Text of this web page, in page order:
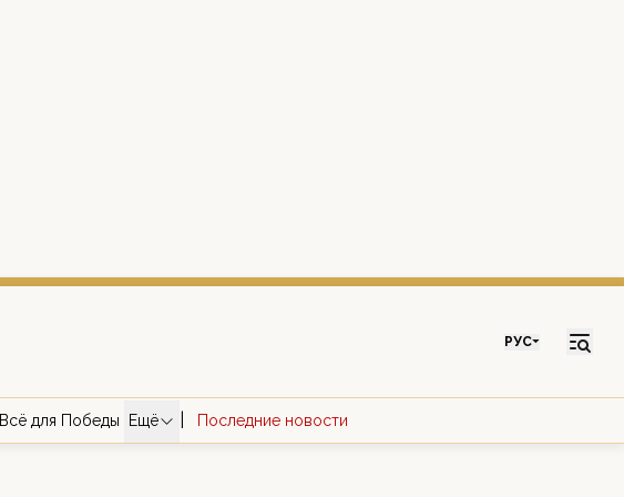
РУС
Всё для Победы Ещё Последние новости